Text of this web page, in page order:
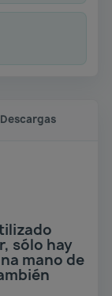
Descargas
sólo hay
mano de